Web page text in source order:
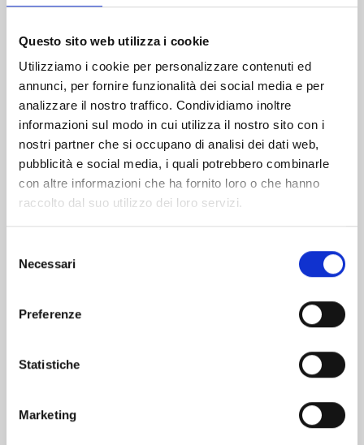
Questo sito web utilizza i cookie
Utilizziamo i cookie per personalizzare contenuti ed
annunci, per fornire funzionalità dei social media e per
analizzare il nostro traffico. Condividiamo inoltre
informazioni sul modo in cui utilizza il nostro sito con i
nostri partner che si occupano di analisi dei dati web,
pubblicità e social media, i quali potrebbero combinarle
con altre informazioni che ha fornito loro o che hanno
raccolto dal suo utilizzo dei loro servizi.
delNecessari
Preferenze
Statistiche
Marketing
Altri volumi della serie